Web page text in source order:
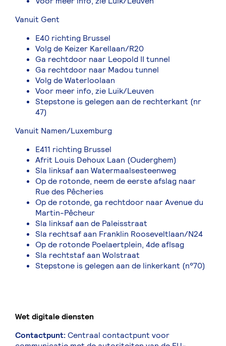
Vanuit Gent
E40 richting Brussel
Volg de Keizer Karellaan/R20
Ga rechtdoor naar Leopold II tunnel
Ga rechtdoor naar Madou tunnel
Volg de Waterloolaan
Voor meer info, zie Luik/Leuven
Stepstone is gelegen aan de rechterkant (nr
47)
Vanuit Namen/Luxemburg
E411 richting Brussel
Afrit Louis Dehoux Laan (Ouderghem)
Sla linksaf aan Watermaalsesteenweg
Op de rotonde, neem de eerste afslag naar
Rue des Pêcheries
Op de rotonde, ga rechtdoor naar Avenue du
Martin-Pêcheur
Sla linksaf aan de Paleisstraat
Sla rechtsaf aan Franklin Rooseveltlaan/N24
Op de rotonde Poelaertplein, 4de aflsag
Sla rechtstaf aan Wolstraat
Stepstone is gelegen aan de linkerkant (n°70)
Wet digitale diensten
Contactpunt: Centraal contactpunt voor